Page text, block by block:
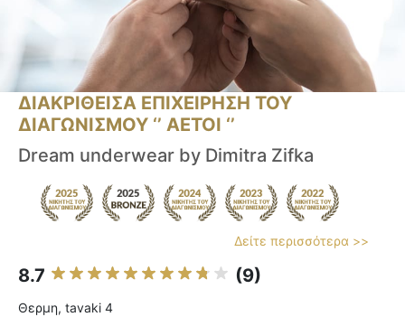
ΔΙΑΚΡΙΘΕΙΣΑ ΕΠΙΧΕΙΡΗΣΗ ΤΟΥ
ΔΙΑΓΩΝΙΣΜΟΥ ‘’ ΑΕΤΟΙ ‘’
Dream underwear by Dimitra Zifka
Δείτε περισσότερα >>
8.7 (9)
Θερμη, tavaki 4